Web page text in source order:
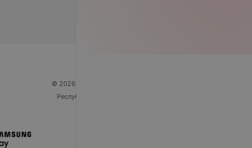
© 2026 ООО «Артокс Лаб», УНП 191700409
Республика Беларусь, г. Минск, улица Толбухина, 2,